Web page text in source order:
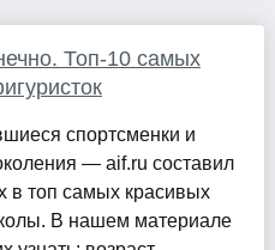
Топ-10 самых
спортсменки и
— aif.ru составил
в топ самых красивых
В нашем материале